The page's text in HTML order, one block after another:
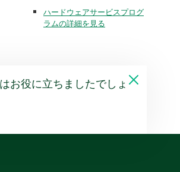
ハードウェアサービスプログ
ラムの詳細を見る
お役に立ちましたでしょ